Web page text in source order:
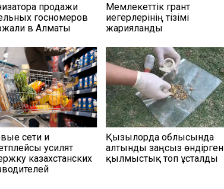
продажи
госномеров
в Алматы
Мемлекеттік грант
иегерлерінің тізімі
жарияланды
сети и
усилят
казахстанских
Қызылорда облысында
алтынды заңсыз өндірген
қылмыстық топ ұсталды